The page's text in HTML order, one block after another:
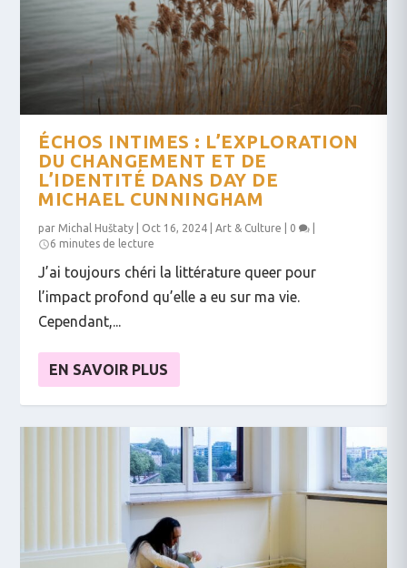
ÉCHOS INTIMES : L’EXPLORATION
DU CHANGEMENT ET DE
L’IDENTITÉ DANS DAY DE
MICHAEL CUNNINGHAM
par Michal Huštaty Oct 16, 2024 |Art & Culture 0
6 minutes de lecture
J’ai toujours chéri la littérature queer pour
l’impact profond qu’elle a eu sur ma vie.
Cependant,...
EN SAVOIR PLUS